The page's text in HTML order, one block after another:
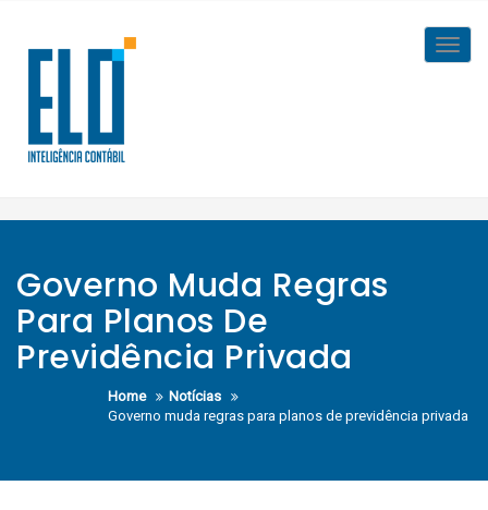
content
Governo Muda Regras
Para Planos De
Previdência Privada
Home
Notícias
Governo muda regras para planos de previdência privada